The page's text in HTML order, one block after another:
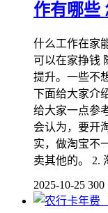
作有哪些
什么工作在家
可以在家挣钱
提升。一些不
下面给大家介
给大家一点参
会认为，要开
实，做淘宝不
卖其他的。 2.
2025-10-25 300